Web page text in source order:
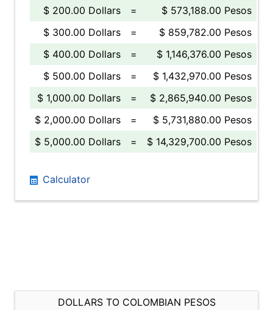
$ 200.00 Dollars
=
$ 573,188.00 Pesos
$ 300.00 Dollars
=
$ 859,782.00 Pesos
$ 400.00 Dollars
=
$ 1,146,376.00 Pesos
$ 500.00 Dollars
=
$ 1,432,970.00 Pesos
$ 1,000.00 Dollars
=
$ 2,865,940.00 Pesos
$ 2,000.00 Dollars
=
$ 5,731,880.00 Pesos
$ 5,000.00 Dollars
= $ 14,329,700.00 Pesos
Calculator
DOLLARS TO COLOMBIAN PESOS